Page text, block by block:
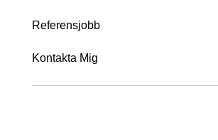
Referensjobb
Kontakta Mig